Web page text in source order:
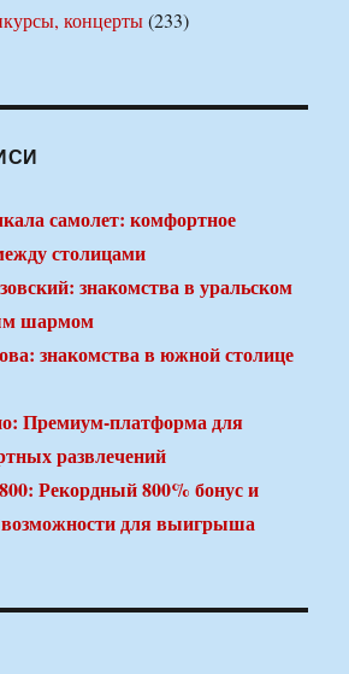
концерты(233)
самолет: комфортное
столицами
знакомства в уральском
шармом
знакомства в южной столице
Премиум-платформа для
развлечений
Рекордный 800% бонус и
возможности для выигрыша